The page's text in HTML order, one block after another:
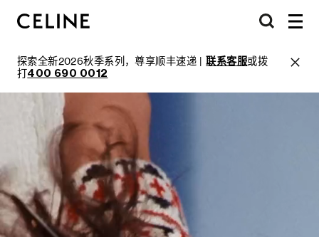
探索全新2026秋季系列，尊享顺丰速递 |联系客服或拨
打400 690 0012